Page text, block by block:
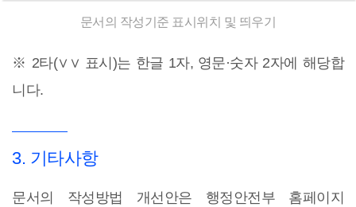
문서의 작성기준 표시위치 및 띄우기
※ 2타(∨∨ 표시)는 한글 1자, 영문·숫자 2자에 해당합
니다.
3. 기타사항
문서의 작성방법 개선안은 행정안전부 홈페이지